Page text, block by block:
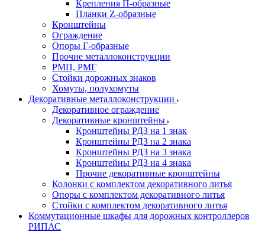
Крепления П-образные
Планки Z-образные
Кронштейны
Ограждение
Опоры Г-образные
Прочие металлоконструкции
РМП, РМГ
Стойки дорожных знаков
Хомуты, полухомуты
Декоративные металлоконструкции
Декоративное ограждение
Декоративные кронштейны
Кронштейны РДЗ на 1 знак
Кронштейны РДЗ на 2 знака
Кронштейны РДЗ на 3 знака
Кронштейны РДЗ на 4 знака
Прочие декоративные кронштейны
Колонки с комплектом декоративного литья
Опоры с комплектом декоративного литья
Стойки с комплектом декоративного литья
Коммутационные шкафы для дорожных контроллеров
РИПАС